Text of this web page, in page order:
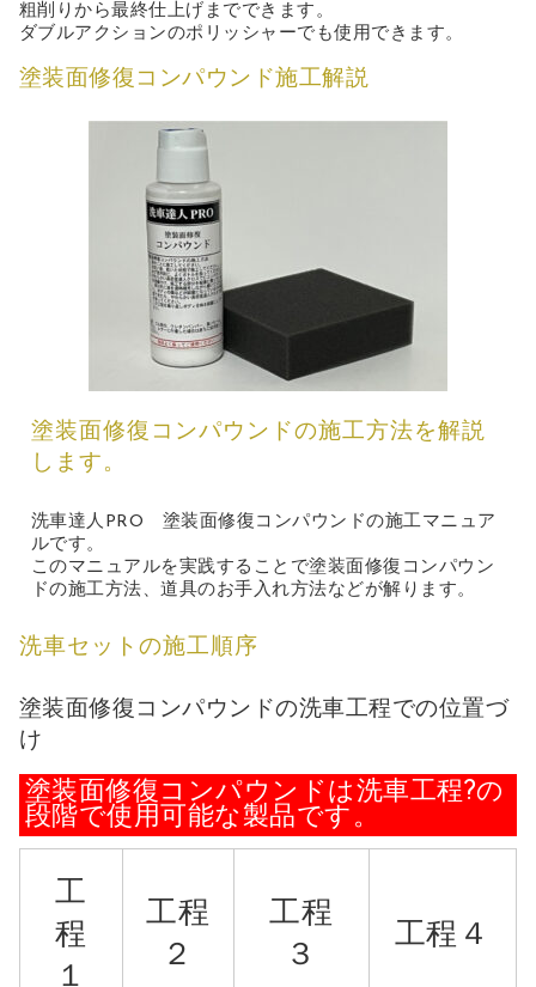
粗削りから最終仕上げまでできます。
ダブルアクションのポリッシャーでも使用できます。
塗装面修復コンパウンド施工解説
塗装面修復コンパウンドの施工方法を解説
します。
洗車達人PRO 塗装面修復コンパウンドの施工マニュア
ルです。
このマニュアルを実践することで塗装面修復コンパウン
ドの施工方法、道具のお手入れ方法などが解ります。
洗車セットの施工順序
塗装面修復コンパウンドの洗車工程での位置づ
け
塗装面修復コンパウンドは洗車工程?の
段階で使用可能な製品です。
工
程
１
工程
２
工程
３
工程４